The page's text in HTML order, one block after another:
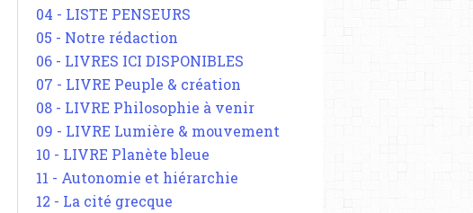
04 - LISTE PENSEURS
05 - Notre rédaction
06 - LIVRES ICI DISPONIBLES
07 - LIVRE Peuple & création
08 - LIVRE Philosophie à venir
09 - LIVRE Lumière & mouvement
10 - LIVRE Planète bleue
11 - Autonomie et hiérarchie
12 - La cité grecque